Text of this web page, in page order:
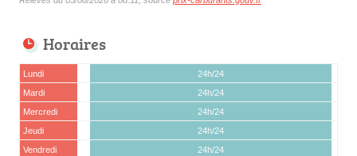
Horaires
Lundi
24h/24
Mardi
24h/24
Mercredi
24h/24
Jeudi
24h/24
Vendredi
24h/24